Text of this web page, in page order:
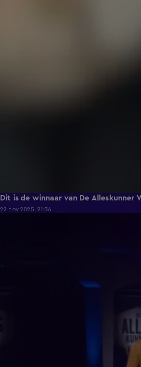
Dit is de winnaar van De Alleskunner
22 nov 2025, 21:36